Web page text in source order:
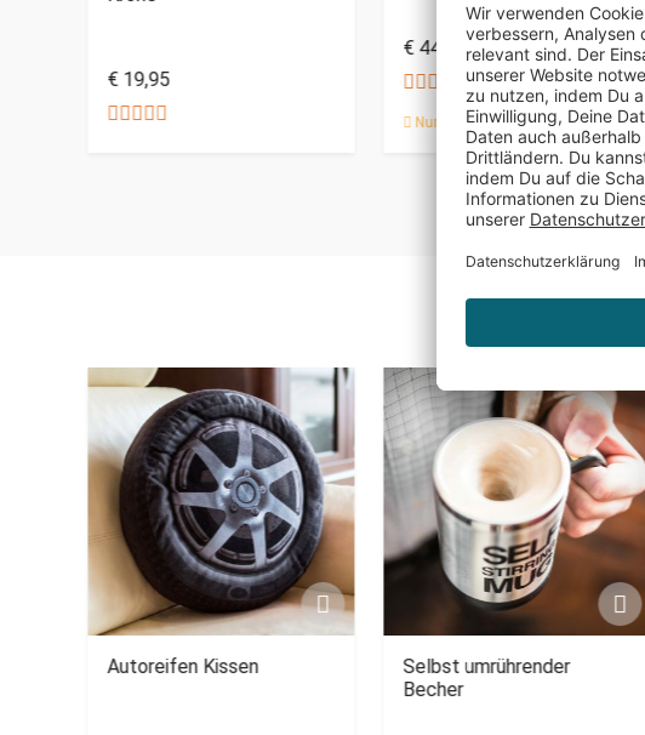
€ 19,95
€ 44,95
Nur noch 3 auf Lager
Autoreifen Kissen
Selbst umrührender
Becher